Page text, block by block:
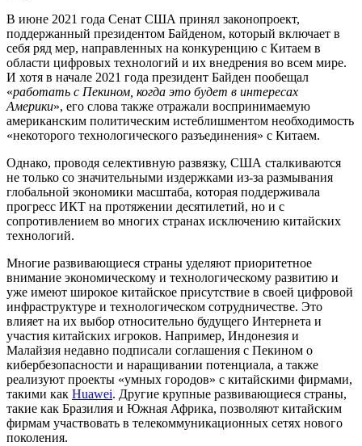
В июне 2021 года Сенат США принял законопроект,
поддержанный президентом Байденом, который включает в
себя ряд мер, направленных на конкуренцию с Китаем в
области цифровых технологий и их внедрения во всем мире.
И хотя в начале 2021 года президент Байден пообещал
«работать с Пекином, когда это будет в интересах
Америки», его слова также отражали воспринимаемую
американским политическим истеблишментом необходимость
«некоторого технологического разъединения» с Китаем.
Однако, проводя селективную развязку, США сталкиваются
не только со значительными издержками из-за размывания
глобальной экономики масштаба, которая поддерживала
прогресс ИКТ на протяжении десятилетий, но и с
сопротивлением во многих странах исключению китайских
технологий.
Многие развивающиеся страны уделяют приоритетное
внимание экономическому и технологическому развитию и
уже имеют широкое китайское присутствие в своей цифровой
инфраструктуре и технологическом сотрудничестве. Это
влияет на их выбор относительно будущего Интернета и
участия китайских игроков. Например, Индонезия и
Малайзия недавно подписали соглашения с Пекином о
кибербезопасности и наращивании потенциала, а также
реализуют проекты «умных городов» с китайскими фирмами,
такими как Huawei. Другие крупные развивающиеся страны,
такие как Бразилия и Южная Африка, позволяют китайским
фирмам участвовать в телекоммуникационных сетях нового
поколения.